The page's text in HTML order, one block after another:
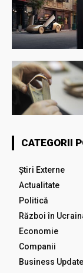
CATEGORII
Știri Externe
Actualitate
Politică
Război în
Economie
Companii
Business Update